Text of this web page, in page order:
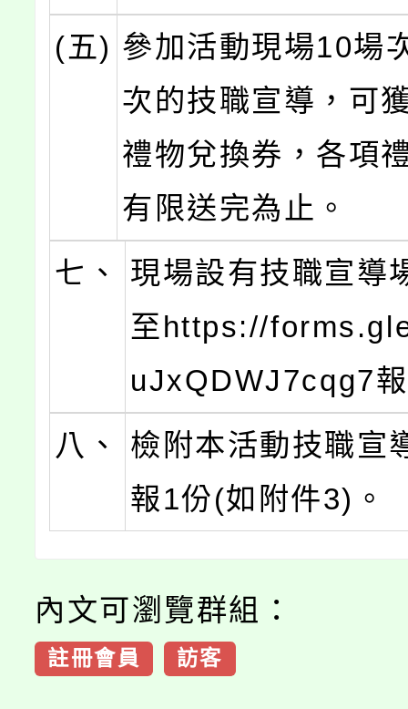
(五) 參加活動現場10場
次的技職宣導，可
禮物兌換券，各項
有限送完為止。
七、
現場設有技職宣導
至https://
uJxQDWJ7cqg7
八、
檢附本活動技職宣
報1份(如附件3)。
內文可瀏覽群組：
註冊會員 訪客